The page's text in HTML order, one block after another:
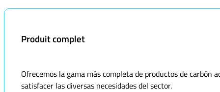
Produit complet
Ofrecemos la gama más completa de productos de carbón
satisfacer las diversas necesidades del sector.